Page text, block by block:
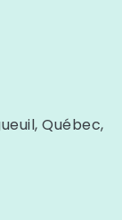
Québec,